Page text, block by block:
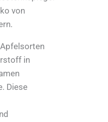
von
in
Diese